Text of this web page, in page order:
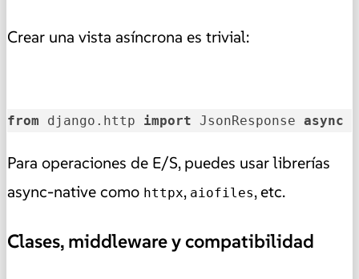
Crear una vista asíncrona es trivial:
from django.http import JsonResponse async
Para operaciones de E/S, puedes usar librerías
async-native como httpx, aiofiles, etc.
Clases, middleware y compatibilidad